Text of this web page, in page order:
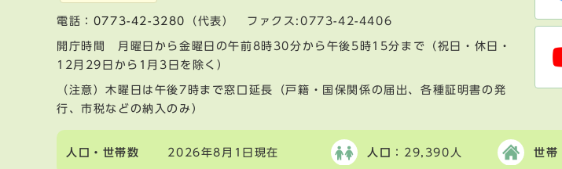
電話： 0773-42-3280 （代表） ファクス:0773-42-4406
開庁時間 月曜日から金曜日の午前8時30分から午後5時15分まで（祝日・休日・
12月29日から1月3日を除く）
（注意）木曜日は午後7時まで窓口延長（戸籍・国保関係の届出、各種証明書の発
行、市税などの納入のみ）
人口・世帯数 2026年8月1日現在 人口 ：29,390人 世帯